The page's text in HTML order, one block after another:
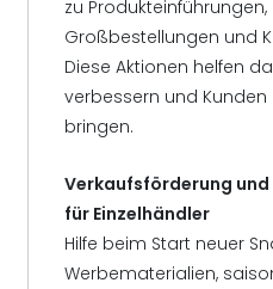
zu
Großbestellungen und
Diese Aktionen helfen
verbessern und Kunden
bringen.
Verkaufsförderung
für Einzelhändler
Hilfe beim Start neuer
Werbematerialien,